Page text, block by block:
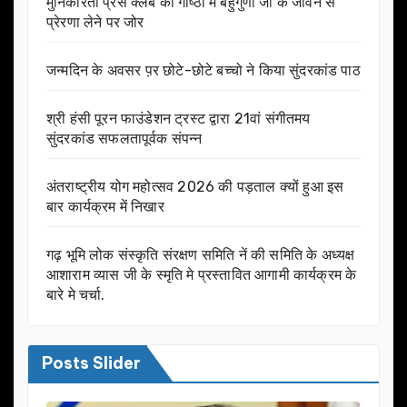
प्रेरणा लेने पर जोर
जन्मदिन के अवसर प़र छोटे-छोटे बच्चो ने किया सुंदरकांड पाठ
श्री हंसी पूरन फाउंडेशन ट्रस्ट द्वारा 21वां संगीतमय
सुंदरकांड सफलतापूर्वक संपन्न
अंतराष्ट्रीय योग महोत्सव 2026 की पड़ताल क्यों हुआ इस
बार कार्यक्रम में निखार
गढ़ भूमि लोक संस्कृति संरक्षण समिति नें की समिति के अध्यक्ष
आशाराम व्यास जी के स्मृति मे प्रस्तावित आगामी कार्यक्रम के
बारे मे चर्चा.
Posts Slider